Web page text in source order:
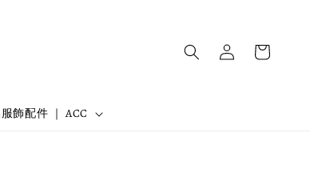
飾配件 ｜ ACC